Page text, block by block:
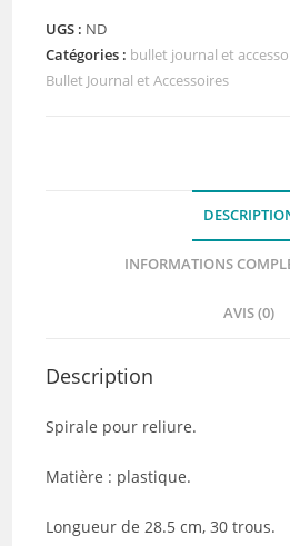
reliure
(coloris
à
UGS : ND
Catégories : bullet journal et
Bullet Journal et Accessoires
INFORMATIONS
AVIS (0)
Description
Spirale pour reliure.
Matière : plastique.
Longueur de 28.5 cm, 30 trous.